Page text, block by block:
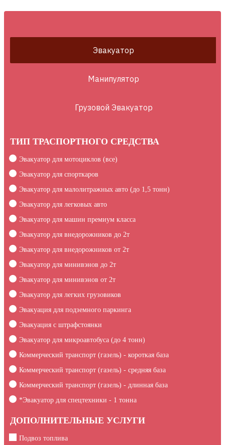
Эвакуатор
Манипулятор
Грузовой Эвакуатор
ТИП ТРАСПОРТНОГО СРЕДСТВА
Эвакуатор для мотоциклов (все)
Эвакуатор для спорткаров
Эвакуатор для малолитражных авто (до 1,5 тонн)
Эвакуатор для легковых авто
Эвакуатор для машин премиум класса
Эвакуатор для внедорожников до 2т
Эвакуатор для внедорожников от 2т
Эвакуатор для минивэнов до 2т
Эвакуатор для минивэнов от 2т
Эвакуатор для легких грузовиков
Эвакуация для подземного паркинга
Эвакуация c штрафстоянки
Эвакуатор для микроавтобуса (до 4 тонн)
Коммерческий транспорт (газель) - короткая база
Коммерческий транспорт (газель) - средняя база
Коммерческий транспорт (газель) - длинная база
*Эвакуатор для спецтехники - 1 тонна
ДОПОЛНИТЕЛЬНЫЕ УСЛУГИ
Подвоз топлива